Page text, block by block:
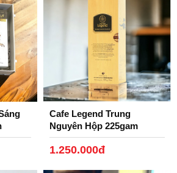
nhiều Khách hàng trọn bởi khi
Cafe Legend Trung
Nguyên Hộp 225gam
1.250.000đ